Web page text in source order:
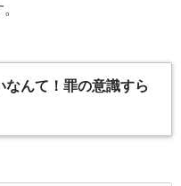
なんて！罪の意識すら